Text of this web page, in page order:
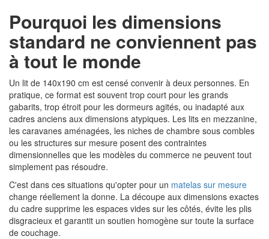
Pourquoi les dimensions
standard ne conviennent pas
à tout le monde
Un lit de 140x190 cm est censé convenir à deux personnes. En
pratique, ce format est souvent trop court pour les grands
gabarits, trop étroit pour les dormeurs agités, ou inadapté aux
cadres anciens aux dimensions atypiques. Les lits en mezzanine,
les caravanes aménagées, les niches de chambre sous combles
ou les structures sur mesure posent des contraintes
dimensionnelles que les modèles du commerce ne peuvent tout
simplement pas résoudre.
C'est dans ces situations qu'opter pour un matelas sur mesure
change réellement la donne. La découpe aux dimensions exactes
du cadre supprime les espaces vides sur les côtés, évite les plis
disgracieux et garantit un soutien homogène sur toute la surface
de couchage.